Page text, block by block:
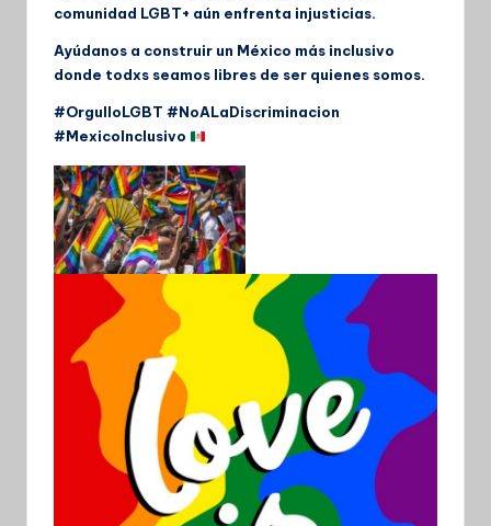
comunidad LGBT+ aún enfrenta injusticias.
Ayúdanos a construir un México más inclusivo
donde todxs seamos libres de ser quienes somos.
#OrgulloLGBT #NoALaDiscriminacion
#MexicoInclusivo